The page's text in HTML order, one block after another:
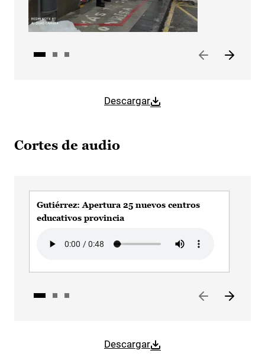
Descargar
Cortes de audio
Descargar
Gutiérrez: Apertura 25 nuevos centros
educativos provincia